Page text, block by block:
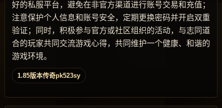
好的私服平台，避免在非官方渠道进行账号交易和充值；
注意保护个人信息和账号安全，定期更换密码并开启双重
验证；同时，积极参与官方或社区组织的活动，与志同道
合的玩家共同交流游戏心得，共同维护一个健康、和谐的
游戏环境。
1.85版本传奇pk523sy